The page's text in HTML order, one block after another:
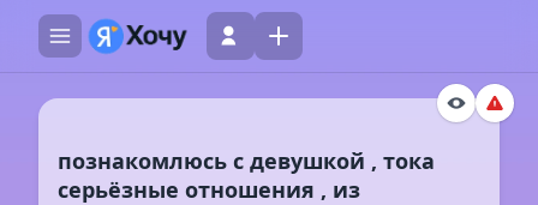
познакомлюсь с девушкой , тока
серьёзные отношения , из